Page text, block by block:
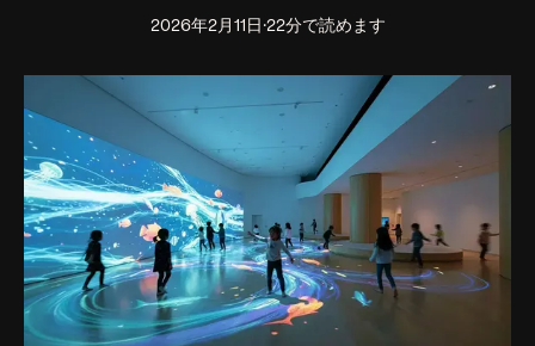
2026年2月11日 ·22分で読めます